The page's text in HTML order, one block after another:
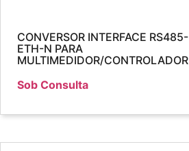
CONVERSOR INTERFACE RS485-
ETH-N PARA
MULTIMEDIDOR/CONTROLADOR
Sob Consulta